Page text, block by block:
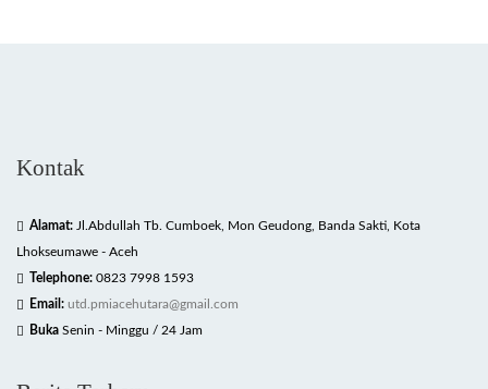
Kontak
Alamat: Jl.Abdullah Tb. Cumboek, Mon Geudong, Banda Sakti, Kota
Lhokseumawe - Aceh
Telephone: 0823 7998 1593
Email: utd.pmiacehutara@gmail.com
Buka Senin - Minggu / 24 Jam